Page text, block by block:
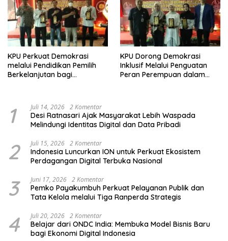
KPU Perkuat Demokrasi
melalui Pendidikan Pemilih
Berkelanjutan bagi
KPU Dorong Demokrasi
Inklusif Melalui Penguatan
Peran Perempuan dalam
1 Juli 14, 2026 2 Komentar
Desi Ratnasari Ajak Masyarakat Lebih Waspada
Melindungi Identitas Digital dan Data Pribadi
2 Juli 15, 2026 2 Komentar
Indonesia Luncurkan ION untuk Perkuat Ekosistem
Perdagangan Digital Terbuka Nasional
3 Juni 17, 2026 2 Komentar
Pemko Payakumbuh Perkuat Pelayanan Publik dan
Tata Kelola melalui Tiga Ranperda Strategis
4 Juli 20, 2026 2 Komentar
Belajar dari ONDC India: Membuka Model Bisnis Baru
bagi Ekonomi Digital Indonesia